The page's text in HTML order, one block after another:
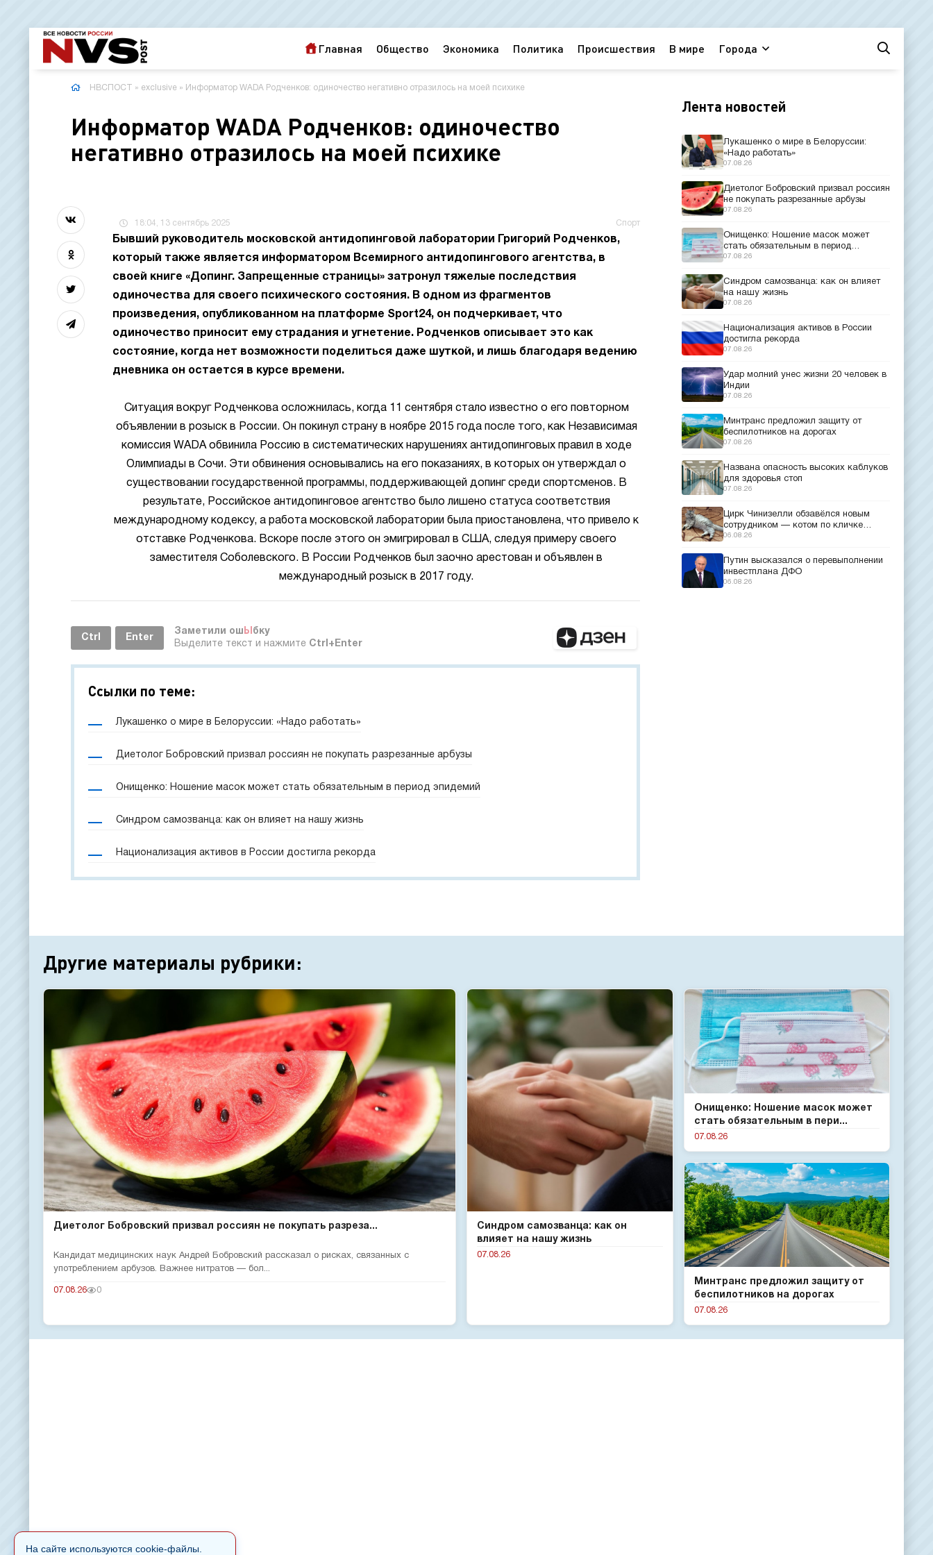
Главная Общество Экономика Политика Происшествия В мире Города
НВСПОСТ » exclusive » Информатор WADA Родченков: одиночество негативно отразилось на моей психике
Информатор WADA Родченков: одиночество
негативно отразилось на моей психике
18:04, 13 сентябрь 2025 Спорт
Бывший руководитель московской антидопинговой лаборатории Григорий Родченков,
который также является информатором Всемирного антидопингового агентства, в
своей книге «Допинг. Запрещенные страницы» затронул тяжелые последствия
одиночества для своего психического состояния. В одном из фрагментов
произведения, опубликованном на платформе Sport24, он подчеркивает, что
одиночество приносит ему страдания и угнетение. Родченков описывает это как
состояние, когда нет возможности поделиться даже шуткой, и лишь благодаря ведению
дневника он остается в курсе времени.
Ситуация вокруг Родченкова осложнилась, когда 11 сентября стало известно о его повторном
объявлении в розыск в России. Он покинул страну в ноябре 2015 года после того, как Независимая
комиссия WADA обвинила Россию в систематических нарушениях антидопинговых правил в ходе
Олимпиады в Сочи. Эти обвинения основывались на его показаниях, в которых он утверждал о
существовании государственной программы, поддерживающей допинг среди спортсменов. В
результате, Российское антидопинговое агентство было лишено статуса соответствия
международному кодексу, а работа московской лаборатории была приостановлена, что привело к
отставке Родченкова. Вскоре после этого он эмигрировал в США, следуя примеру своего
заместителя Соболевского. В России Родченков был заочно арестован и объявлен в
международный розыск в 2017 году.
Ctrl Enter
Заметили ош Ы бку
Выделите текст и нажмите Ctrl+Enter
Ссылки по теме:
Лукашенко о мире в Белоруссии: «Надо работать»
Диетолог Бобровский призвал россиян не покупать разрезанные арбузы
Онищенко: Ношение масок может стать обязательным в период эпидемий
Синдром самозванца: как он влияет на нашу жизнь
Национализация активов в России достигла рекорда
Лента новостей
Лукашенко о мире в Белоруссии:
«Надо работать»
07.08.26
Диетолог Бобровский призвал россиян
не покупать разрезанные арбузы
07.08.26
Онищенко: Ношение масок может
стать обязательным в период
эпидемий
07.08.26
Синдром самозванца: как он влияет
на нашу жизнь
07.08.26
Национализация активов в России
достигла рекорда
07.08.26
Удар молний унес жизни 20 человек в
Индии
07.08.26
Минтранс предложил защиту от
беспилотников на дорогах
07.08.26
Названа опасность высоких каблуков
для здоровья стоп
07.08.26
Цирк Чинизелли обзавёлся новым
сотрудником — котом по кличке
Манеж из Эрмитажа
06.08.26
Путин высказался о перевыполнении
инвестплана ДФО
06.08.26
Другие материалы рубрики:
Диетолог Бобровский призвал россиян не покупать разреза...
Кандидат медицинских наук Андрей Бобровский рассказал о рисках, связанных с
употреблением арбузов. Важнее нитратов — бол...
07.08.26 0
Онищенко: Ношение масок может
стать обязательным в пери...
07.08.26
Синдром самозванца: как он
влияет на нашу жизнь
07.08.26
Минтранс предложил защиту от
беспилотников на дорогах
07.08.26
На сайте используются cookie-файлы.